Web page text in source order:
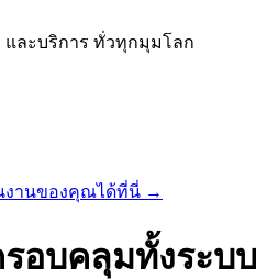
และบริการ ทั่วทุกมุมโลก
งานของคุณได้ที่นี่ →
อบคลุมทั้งระบ